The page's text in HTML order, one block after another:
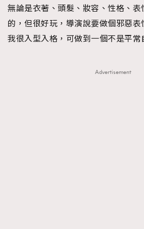
無論是衣著、頭髮、妝容、性格、表
的，但很好玩，導演說要做個邪惡
我很入型入格，可做到一個不是平常
Advertisement